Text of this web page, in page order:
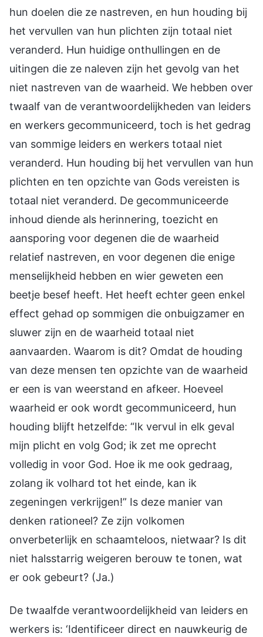
hun doelen die ze nastreven, en hun houding bij
het vervullen van hun plichten zijn totaal niet
veranderd. Hun huidige onthullingen en de
uitingen die ze naleven zijn het gevolg van het
niet nastreven van de waarheid. We hebben over
twaalf van de verantwoordelijkheden van leiders
en werkers gecommuniceerd, toch is het gedrag
van sommige leiders en werkers totaal niet
veranderd. Hun houding bij het vervullen van hun
plichten en ten opzichte van Gods vereisten is
totaal niet veranderd. De gecommuniceerde
inhoud diende als herinnering, toezicht en
aansporing voor degenen die de waarheid
relatief nastreven, en voor degenen die enige
menselijkheid hebben en wier geweten een
beetje besef heeft. Het heeft echter geen enkel
effect gehad op sommigen die onbuigzamer en
sluwer zijn en de waarheid totaal niet
aanvaarden. Waarom is dit? Omdat de houding
van deze mensen ten opzichte van de waarheid
er een is van weerstand en afkeer. Hoeveel
waarheid er ook wordt gecommuniceerd, hun
houding blijft hetzelfde: “Ik vervul in elk geval
mijn plicht en volg God; ik zet me oprecht
volledig in voor God. Hoe ik me ook gedraag,
zolang ik volhard tot het einde, kan ik
zegeningen verkrijgen!” Is deze manier van
denken rationeel? Ze zijn volkomen
onverbeterlijk en schaamteloos, nietwaar? Is dit
niet halsstarrig weigeren berouw te tonen, wat
er ook gebeurt? (Ja.)
De twaalfde verantwoordelijkheid van leiders en
werkers is: ‘Identificeer direct en nauwkeurig de